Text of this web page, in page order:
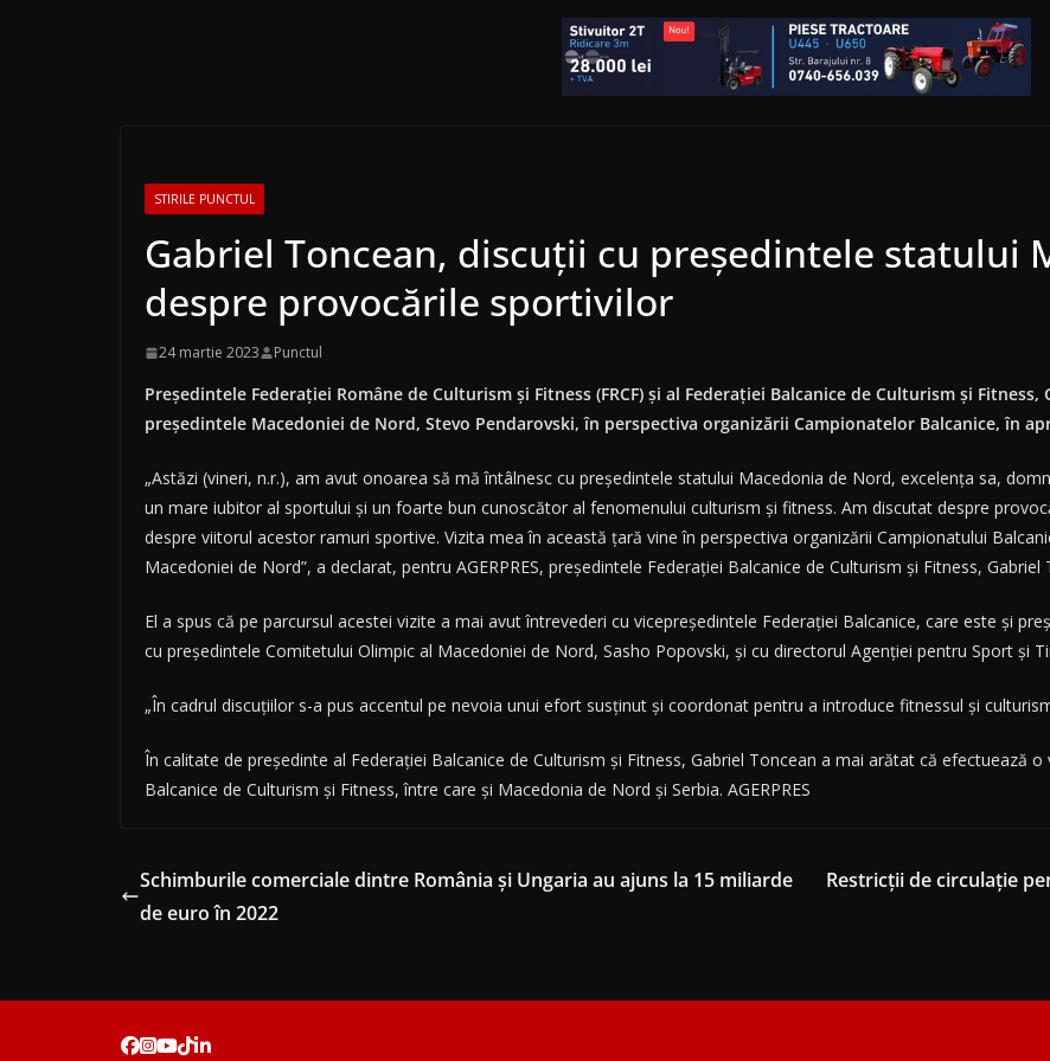
STIRILE PUNCTUL
Gabriel Toncean, discuții cu președintele statului
despre provocările sportivilor
24 martie 2023 Punctul
Preşedintele Federaţiei Române de Culturism şi Fitness (FRCF) şi al Federaţiei Balcanice de Culturism şi
preşedintele Macedoniei de Nord, Stevo Pendarovski, în perspectiva organizării Campionatelor Balcanice, în
„Astăzi (vineri, n.r.), am avut onoarea să mă întâlnesc cu preşedintele statului Macedonia de Nord, excelenţa sa,
un mare iubitor al sportului şi un foarte bun cunoscător al fenomenului culturism şi fitness. Am discutat despre
despre viitorul acestor ramuri sportive. Vizita mea în această ţară vine în perspectiva organizării Campionatului
Macedoniei de Nord”, a declarat, pentru AGERPRES, preşedintele Federaţiei Balcanice de Culturism şi Fitness, Gabriel
El a spus că pe parcursul acestei vizite a mai avut întrevederi cu vicepreşedintele Federaţiei Balcanice, care este şi
cu preşedintele Comitetului Olimpic al Macedoniei de Nord, Sasho Popovski, şi cu directorul Agenţiei pentru Sport şi
„În cadrul discuţiilor s-a pus accentul pe nevoia unui efort susţinut şi coordonat pentru a introduce fitnessul şi
În calitate de preşedinte al Federaţiei Balcanice de Culturism şi Fitness, Gabriel Toncean a mai arătat că efectuează
Balcanice de Culturism şi Fitness, între care şi Macedonia de Nord şi Serbia. AGERPRES
Schimburile comerciale dintre România şi Ungaria au ajuns la 15 miliarde
de euro în 2022
Restricţii de circulaţie